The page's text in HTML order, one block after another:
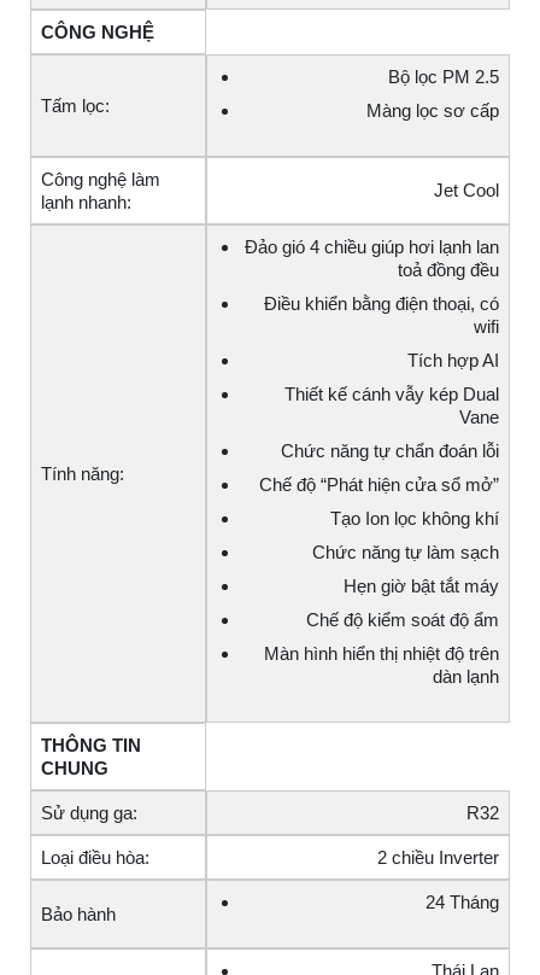
CÔNG NGHỆ
Tấm lọc:
Bộ lọc PM 2.5
Màng lọc sơ cấp
Công nghệ làm
lạnh nhanh:
Jet Cool
Tính năng:
Đảo gió 4 chiều giúp hơi lạnh lan
toả đồng đều
Điều khiển bằng điện thoại, có
wifi
Tích hợp AI
Thiết kế cánh vẫy kép Dual
Vane
Chức năng tự chẩn đoán lỗi
Chế độ “Phát hiện cửa sổ mở”
Tạo Ion lọc không khí
Chức năng tự làm sạch
Hẹn giờ bật tắt máy
Chế độ kiểm soát độ ẩm
Màn hình hiển thị nhiệt độ trên
dàn lạnh
THÔNG TIN
CHUNG
Sử dụng ga: R32
Loại điều hòa: 2 chiều Inverter
Bảo hành
24 Tháng
Thái Lan